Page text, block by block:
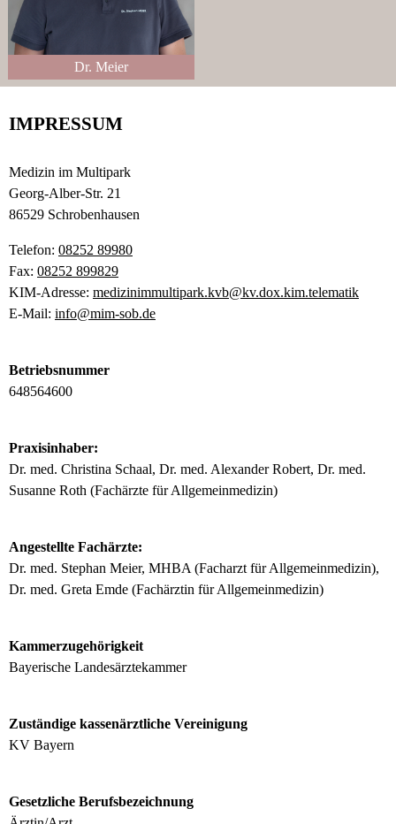
Dr. Meier
IMPRESSUM
Medizin im Multipark
Georg-Alber-Str. 21
86529 Schrobenhausen
Telefon: 08252 89980
Fax: 08252 899829
KIM-Adresse: medizinimmultipark.kvb@kv.dox.kim.telematik
E-Mail: info@mim-sob.de
Betriebsnummer
648564600
Praxisinhaber:
Dr. med. Christina Schaal, Dr. med. Alexander Robert, Dr. med.
Susanne Roth (Fachärzte für Allgemeinmedizin)
Angestellte Fachärzte:
Dr. med. Stephan Meier, MHBA (Facharzt für Allgemeinmedizin),
Dr. med. Greta Emde (Fachärztin für Allgemeinmedizin)
Kammerzugehörigkeit
Bayerische Landesärztekammer
Zuständige kassenärztliche Vereinigung
KV Bayern
Gesetzliche Berufsbezeichnung